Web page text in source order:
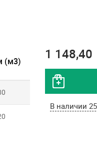
(м3) 1 148,40
В наличии